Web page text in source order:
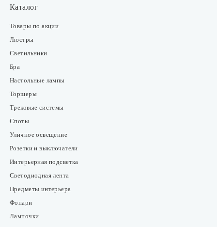
Контакты
Каталог
Товары по акции
Люстры
Светильники
Бра
Настольные лампы
Торшеры
Трековые системы
Споты
Уличное освещение
Розетки и выключатели
Интерьерная подсветка
Светодиодная лента
Предметы интерьера
Фонари
Лампочки